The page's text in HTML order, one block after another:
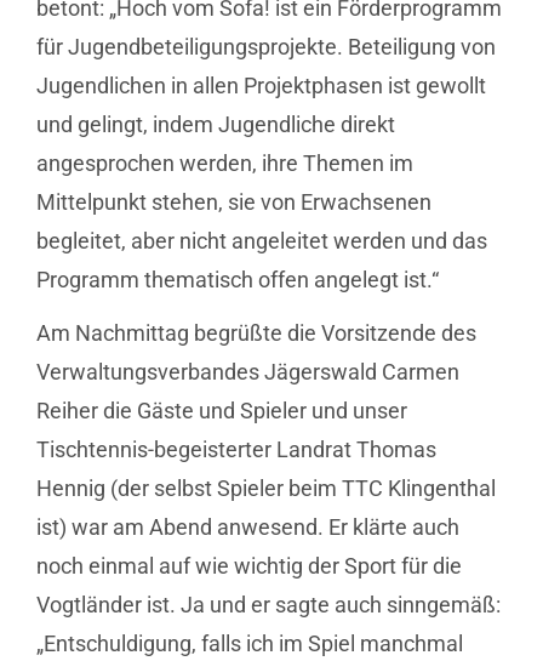
betont: „Hoch vom Sofa! ist ein Förderprogramm
für Jugendbeteiligungsprojekte. Beteiligung von
Jugendlichen in allen Projektphasen ist gewollt
und gelingt, indem Jugendliche direkt
angesprochen werden, ihre Themen im
Mittelpunkt stehen, sie von Erwachsenen
begleitet, aber nicht angeleitet werden und das
Programm thematisch offen angelegt ist.“
Am Nachmittag begrüßte die Vorsitzende des
Verwaltungsverbandes Jägerswald Carmen
Reiher die Gäste und Spieler und unser
Tischtennis-begeisterter Landrat Thomas
Hennig (der selbst Spieler beim TTC Klingenthal
ist) war am Abend anwesend. Er klärte auch
noch einmal auf wie wichtig der Sport für die
Vogtländer ist. Ja und er sagte auch sinngemäß:
„Entschuldigung, falls ich im Spiel manchmal